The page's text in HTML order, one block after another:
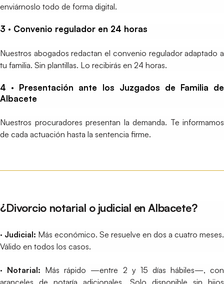
enviárnoslo todo de forma digital.
3 · Convenio regulador en 24 horas
Nuestros abogados redactan el convenio regulador adaptado a
tu familia. Sin plantillas. Lo recibirás en 24 horas.
4 · Presentación ante los Juzgados de Familia de
Albacete
Nuestros procuradores presentan la demanda. Te informamos
de cada actuación hasta la sentencia firme.
¿Divorcio notarial o judicial en Albacete?
· Judicial: Más económico. Se resuelve en dos a cuatro meses.
Válido en todos los casos.
· Notarial: Más rápido —entre 2 y 15 días hábiles—, con
aranceles de notaría adicionales. Solo disponible sin hijos